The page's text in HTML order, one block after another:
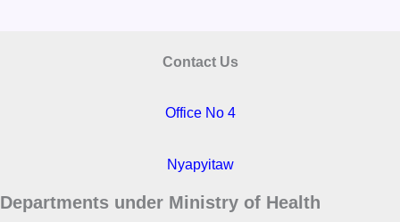
Contact Us
Office No 4
Nyapyitaw
Departments under Ministry of Health